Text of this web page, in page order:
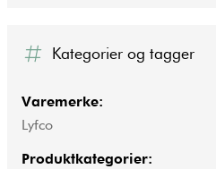
Kategorier og tagger
Varemerke:
Lyfco
Produktkategorier: